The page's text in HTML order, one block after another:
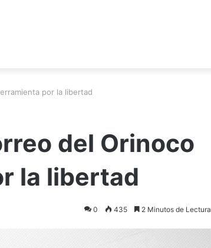
por la libertad
del Orinoco
la libertad
0 435 2 Minutos de Lectura